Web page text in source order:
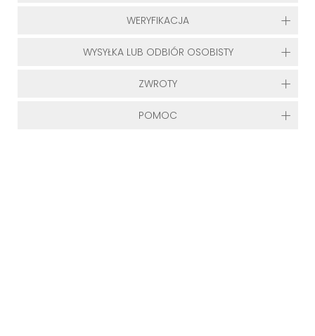
WERYFIKACJA
WYSYŁKA LUB ODBIÓR OSOBISTY
ZWROTY
POMOC